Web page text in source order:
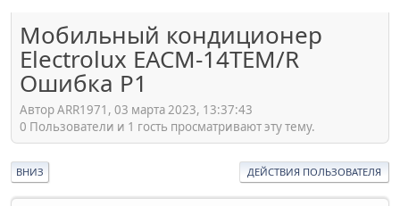
Мобильный кондиционер
Electrolux EACM-14TEM/R
Ошибка Р1
Автор ARR1971, 03 марта 2023, 13:37:43
0 Пользователи и 1 гость просматривают эту тему.
ВНИЗ ДЕЙСТВИЯ ПОЛЬЗОВАТЕЛЯ